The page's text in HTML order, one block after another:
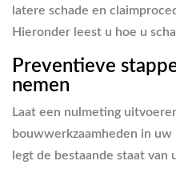
latere schade en
Hieronder leest u hoe u
Preventieve
nemen
Laat een nulmeting
bouwwerkzaamheden in
legt de bestaande staat